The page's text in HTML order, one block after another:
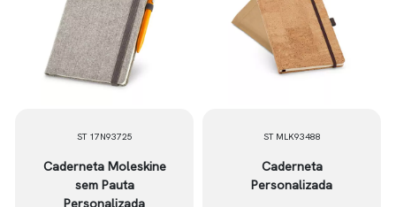
ST 17N93725
Caderneta Moleskine
sem Pauta
Personalizada
ST MLK93488
Caderneta
Personalizada